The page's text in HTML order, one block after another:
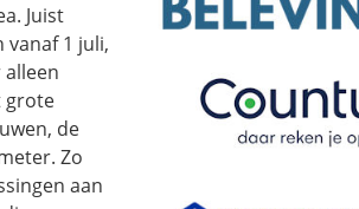
Juist
1 juli,
grote
de
Zo
aan